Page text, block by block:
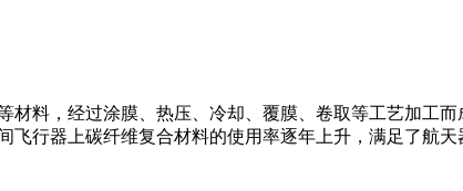
料，经过涂膜、热压、冷却、覆膜、卷取等工艺加工
行器上碳纤维复合材料的使用率逐年上升，满足了航天